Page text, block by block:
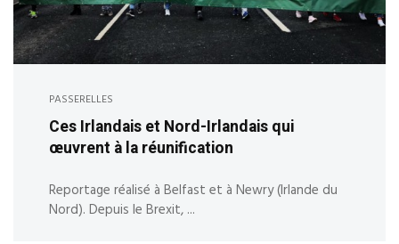
PASSERELLES
Ces Irlandais et Nord-Irlandais qui
œuvrent à la réunification
Reportage réalisé à Belfast et à Newry (Irlande du
Nord). Depuis le Brexit, ...